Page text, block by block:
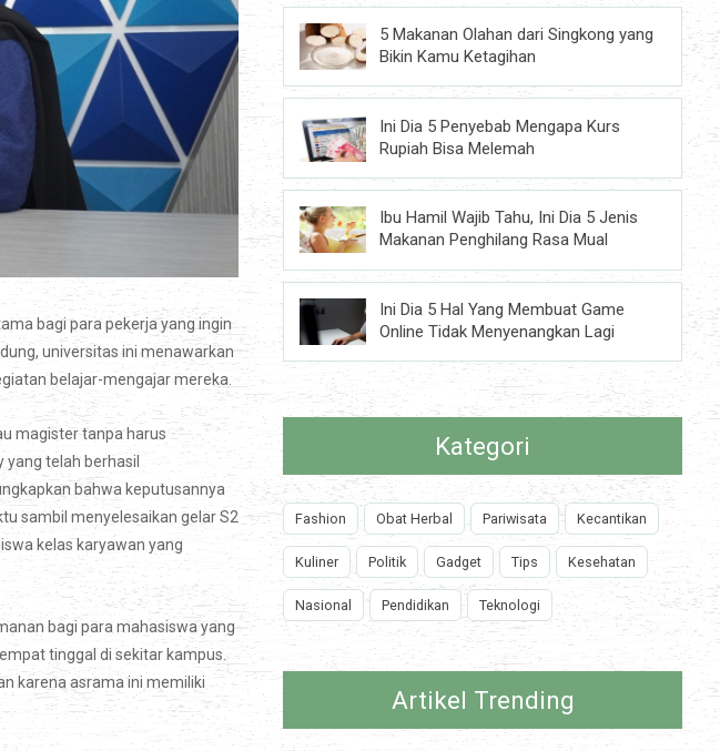
bagi para pekerja yang ingin
universitas ini menawarkan
belajar-mengajar mereka.
magister tanpa harus
telah berhasil
bahwa keputusannya
sambil menyelesaikan gelar S2
kelas karyawan yang
bagi para mahasiswa yang
tinggal di sekitar kampus.
karena asrama ini memiliki
5 Makanan Olahan dari Singkong yang
Bikin Kamu Ketagihan
Ini Dia 5 Penyebab Mengapa Kurs
Rupiah Bisa Melemah
Ibu Hamil Wajib Tahu, Ini Dia 5 Jenis
Makanan Penghilang Rasa Mual
Ini Dia 5 Hal Yang Membuat Game
Online Tidak Menyenangkan Lagi
Kategori
Fashion Obat Herbal Pariwisata Kecantikan
Kuliner Politik Gadget Tips Kesehatan
Nasional Pendidikan Teknologi
Artikel Trending